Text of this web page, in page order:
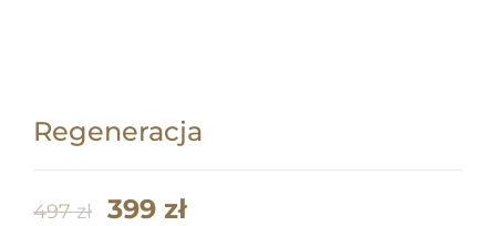
Regeneracja
497zł
Pierwotna
399 złAktualna